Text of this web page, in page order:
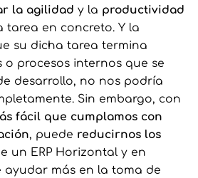
la agilidad y la productividad
tarea en concreto. Y la
su dicha tarea termina
procesos internos que se
desarrollo, no nos podría
Sin embargo, con
fácil que cumplamos con
, puede reducirnos los
un ERP Horizontal y en
ayudar más en la toma de